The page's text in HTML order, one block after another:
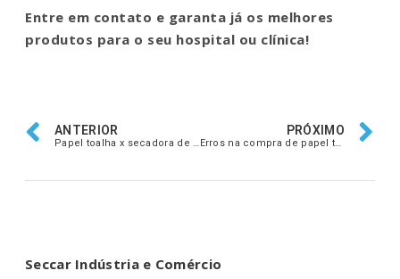
Entre em contato e garanta já os melhores
produtos para o seu hospital ou clínica!
ANTERIOR
Papel toalha x secadora de ar: qual opção é mais higiênica e sustentável?
PRÓXIMO
Erros na compra de papel toalha para restaurantes e lanchonetes
Seccar Indústria e Comércio